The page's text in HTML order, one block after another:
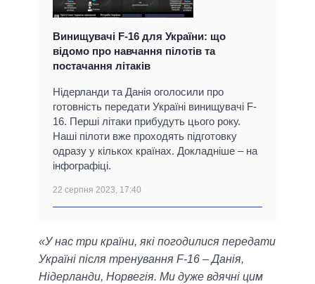
Винищувачі F-16 для України: що
відомо про навчання пілотів та
постачання літаків
Нідерланди та Данія оголосили про
готовність передати Україні винищувачі F-
16. Перші літаки прибудуть цього року.
Наші пілоти вже проходять підготовку
одразу у кількох країнах. Докладніше – на
інфографіці.
22 серпня 2023, 17:40
«У нас три країни, які погодилися передати
Україні після тренування F-16 – Данія,
Нідерланди, Норвегія. Ми дуже вдячні цим